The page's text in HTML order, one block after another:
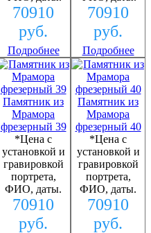
70910
руб.
Подробнее
70910
руб.
Подробнее
Памятник из
Мрамора
фрезерный 39
*Цена с
установкой и
гравировкой
портрета,
ФИО, даты.
70910
руб.
Памятник из
Мрамора
фрезерный 40
*Цена с
установкой и
гравировкой
портрета,
ФИО, даты.
70910
руб.